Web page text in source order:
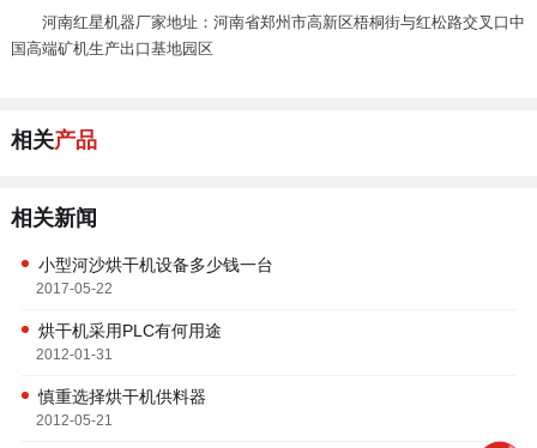
河南红星机器厂家地址：河南省郑州市高新区梧桐街与红松路交叉口中
国高端矿机生产出口基地园区
相关产品
相关新闻
小型河沙烘干机设备多少钱一台
2017-05-22
烘干机采用PLC有何用途
2012-01-31
慎重选择烘干机供料器
2012-05-21